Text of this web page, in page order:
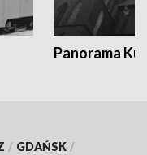
Panorama
/ GDAŃSK /